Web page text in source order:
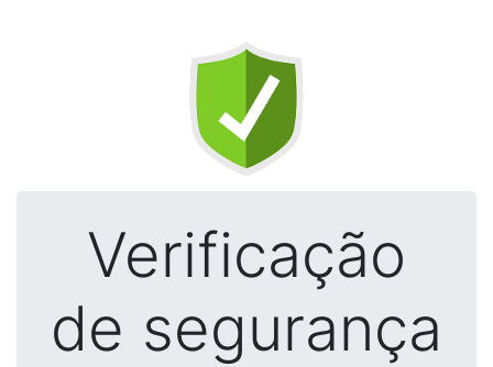
Verificação
de segurança